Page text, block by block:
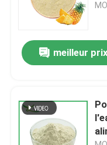
Demandez un devis
Poudre d'extrait de
Poudre superbe
Matières
meilleur prix